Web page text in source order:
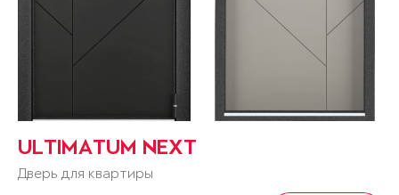
ULTIMATUM NEXT
Дверь для квартиры